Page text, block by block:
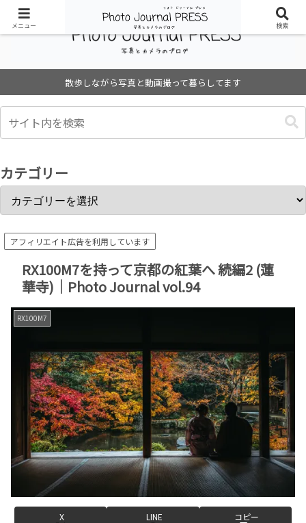
散歩しながら写真と動画撮って暮らしてます
カテゴリー
アフィリエイト広告を利用しています
RX100M7を持って京都の紅葉へ 続編2 (蓮
華寺)｜Photo Journal vol.94
RX100M7
X
LINE コピー
メニュー 検索